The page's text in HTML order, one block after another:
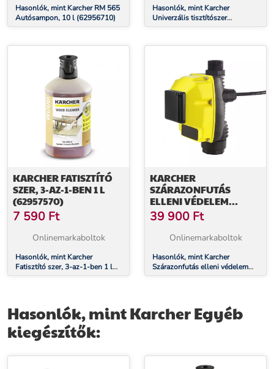
Hasonlók, mint Karcher RM 565
Autósampon, 10 l (62956710)
Hasonlók, mint Karcher
Univerzális tisztítószer
(62957530)
KARCHER FATISZTÍTÓ
SZER, 3-AZ-1-BEN 1 L
(62957570)
7 590 Ft
Onlinemarkaboltok
Hasonlók, mint Karcher
Fatisztító szer, 3-az-1-ben 1 l
(62957570)
KARCHER
SZÁRAZONFUTÁS
ELLENI VÉDELEM
(69973550)
39 900 Ft
Onlinemarkaboltok
Hasonlók, mint Karcher
Szárazonfutás elleni védelem
(69973550)
Hasonlók, mint Karcher Egyéb
kiegészítők: